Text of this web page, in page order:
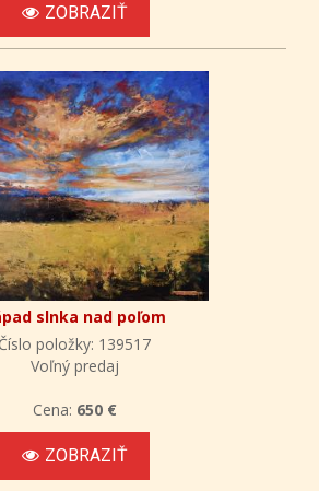
ZOBRAZIŤ
slnka nad poľom
Číslo položky: 139517
Voľný predaj
Cena: 650 €
ZOBRAZIŤ